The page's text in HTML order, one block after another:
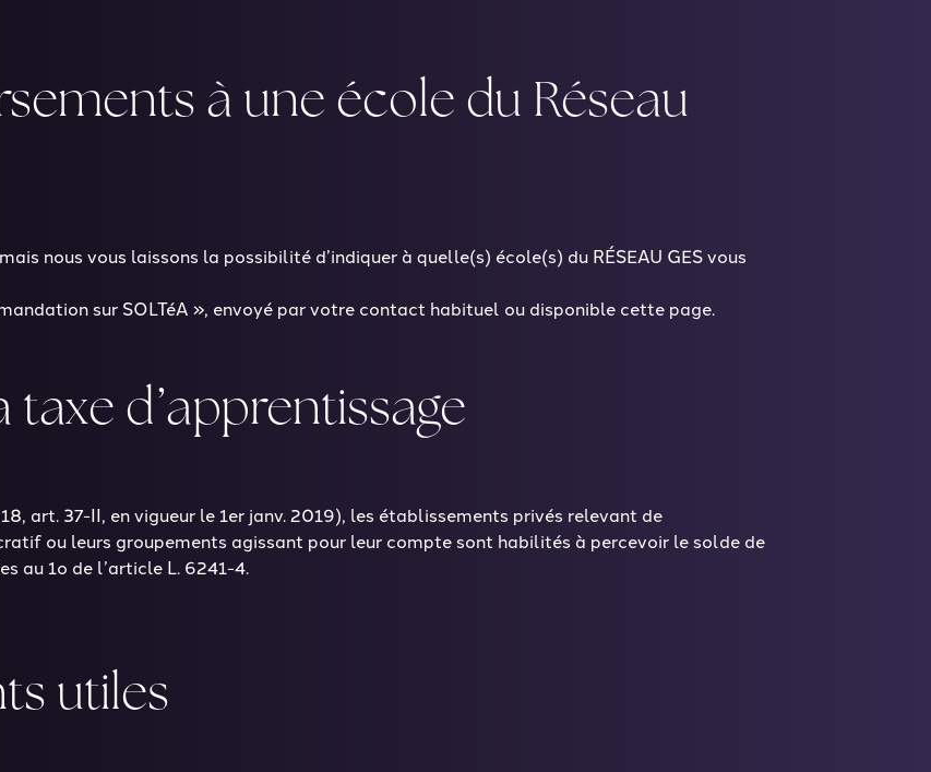
à une école du Réseau
nous vous laissons la possibilité d’indiquer à quelle(s) école(s) du RÉSEAU GES vous
sur SOLTéA », envoyé par votre contact habituel ou disponible cette page.
d’apprentissage
art. 37-II, en vigueur le 1er janv. 2019), les établissements privés relevant de
ou leurs groupements agissant pour leur compte sont habilités à percevoir le solde de
au 1o de l’article L. 6241-4.
utiles